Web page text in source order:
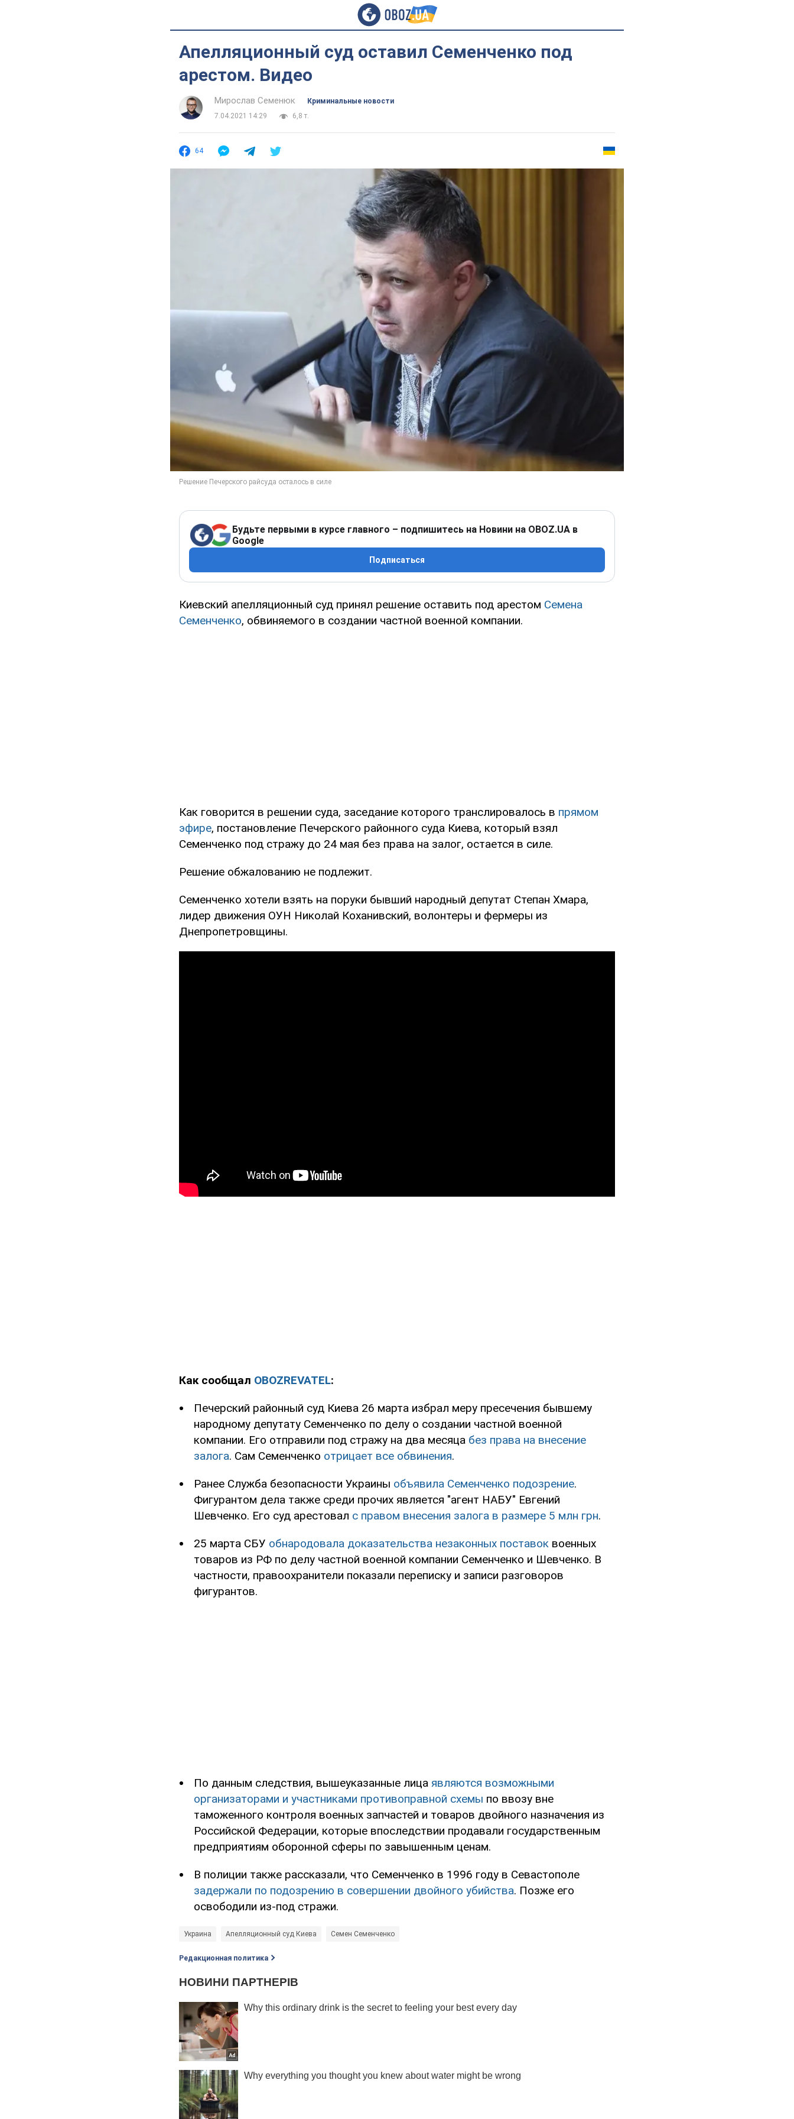
Апелляционный суд оставил Семенченко под
арестом. Видео
Мирослав Семенюк
Криминальные новости
7.04.2021 14:29
6,8 т.
64
Будьте первыми в курсе главного – подпишитесь на Новини на OBOZ.UA в
Google
Подписаться
Киевский апелляционный суд принял решение оставить под арестом Семена
Семенченко, обвиняемого в создании частной военной компании.
Как говорится в решении суда, заседание которого транслировалось в прямом
эфире, постановление Печерского районного суда Киева, который взял
Семенченко под стражу до 24 мая без права на залог, остается в силе.
Решение обжалованию не подлежит.
Семенченко хотели взять на поруки бывший народный депутат Степан Хмара,
лидер движения ОУН Николай Коханивский, волонтеры и фермеры из
Днепропетровщины.
Как сообщал OBOZREVATEL:
Печерский районный суд Киева 26 марта избрал меру пресечения бывшему
народному депутату Семенченко по делу о создании частной военной
компании. Его отправили под стражу на два месяца без права на внесение
залога. Сам Семенченко отрицает все обвинения.
Ранее Служба безопасности Украины объявила Семенченко подозрение.
Фигурантом дела также среди прочих является "агент НАБУ" Евгений
Шевченко. Его суд арестовал с правом внесения залога в размере 5 млн грн.
25 марта СБУ обнародовала доказательства незаконных поставок военных
товаров из РФ по делу частной военной компании Семенченко и Шевченко. В
частности, правоохранители показали переписку и записи разговоров
фигурантов.
По данным следствия, вышеуказанные лица являются возможными
организаторами и участниками противоправной схемы по ввозу вне
таможенного контроля военных запчастей и товаров двойного назначения из
Российской Федерации, которые впоследствии продавали государственным
предприятиям оборонной сферы по завышенным ценам.
В полиции также рассказали, что Семенченко в 1996 году в Севастополе
задержали по подозрению в совершении двойного убийства. Позже его
освободили из-под стражи.
Украина Апелляционный суд Киева Семен Семенченко
Редакционная политика